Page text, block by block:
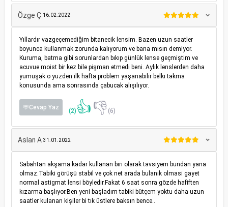
Özge Ç 16.02.2022
Yıllardır vazgeçemediğim bitanecik lensim. Bazen uzun saatler
boyunca kullanmak zorunda kalıyorum ve bana mısın demiyor.
Kuruma, batma gibi sorunlardan bıkıp günlük lense geçmiştim ve
acuvue moist bir kez bile pişman etmedi beni. Aylık lenslerden daha
yumuşak o yüzden ilk hafta problem yaşanabilir belki takma
konusunda ama sonrasında çabucak alışılıyor.
💬Cevap Yaz (2) 👍👎(6)
Aslan A 31.01.2022
Sabahtan akşama kadar kullanan biri olarak tavsiyem bundan yana
olmaz.Tabiki görüşü stabil ve çok net arada bulanık olmasi gayet
normal astigmat lensi böyledir.Fakat 6 saat sonra gözde hafiften
kızarma başlıyor.Ben yeni başladım tabiki bütçem yoktu daha uzun
saatler kulanan kişiler bi tık üstlere baksın bence..